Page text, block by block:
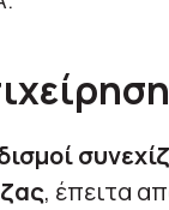
, έπειτα